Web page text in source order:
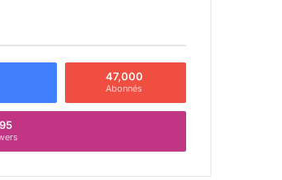
47,000
Abonnés